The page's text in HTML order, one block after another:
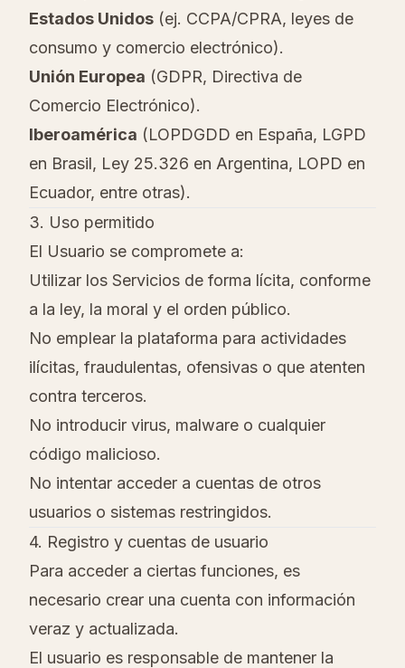
Estados Unidos (ej. CCPA/CPRA, leyes de
consumo y comercio electrónico).
Unión Europea (GDPR, Directiva de
Comercio Electrónico).
Iberoamérica (LOPDGDD en España, LGPD
en Brasil, Ley 25.326 en Argentina, LOPD en
Ecuador, entre otras).
3. Uso permitido
El Usuario se compromete a:
Utilizar los Servicios de forma lícita, conforme
a la ley, la moral y el orden público.
No emplear la plataforma para actividades
ilícitas, fraudulentas, ofensivas o que atenten
contra terceros.
No introducir virus, malware o cualquier
código malicioso.
No intentar acceder a cuentas de otros
usuarios o sistemas restringidos.
4. Registro y cuentas de usuario
Para acceder a ciertas funciones, es
necesario crear una cuenta con información
veraz y actualizada.
El usuario es responsable de mantener la